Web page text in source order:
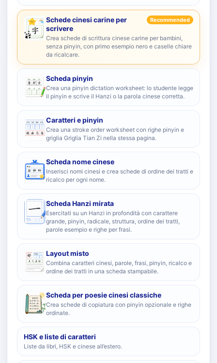
Schede cinesi carine per
scrivere
Recommended
Crea schede di scrittura cinese carine per bambini,
senza pinyin, con primo esempio nero e caselle chiare
da ricalcare.
Scheda pinyin
Crea una pinyin dictation worksheet: lo studente legge
il pinyin e scrive il Hanzi o la parola cinese corretta.
Caratteri e pinyin
Crea una stroke order worksheet con righe pinyin e
griglia Griglia Tian Zi nella stessa pagina.
Scheda nome cinese
Inserisci nomi cinesi e crea schede di ordine dei tratti e
ricalco per ogni nome.
Scheda Hanzi mirata
Esercitati su un Hanzi in profondità con carattere
grande, pinyin, radicale, struttura, ordine dei tratti,
parole esempio e righe per frasi.
Layout misto
Combina caratteri cinesi, parole, frasi, pinyin, ricalco e
ordine dei tratti in una scheda stampabile.
Scheda per poesie cinesi classiche
Crea schede di copiatura con pinyin opzionale e righe
ordinate.
HSK e liste di caratteri
Liste da libri, HSK e cinese all’estero.